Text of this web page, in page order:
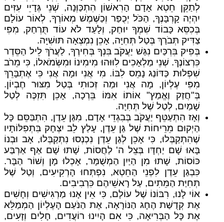
לְתַקֵּן חֵטְא אָדָם הָרִאשׁוֹן הִתְכַּוְּנָה, שְׁנֵי גְּדָיֵי עִזִּים
יִהְיֶה קָרְבָּנֶךָ, הַכֹּל יְכֻפַּר וְכַשֶּׁמֶשׁ מְאוֹרֶךָ, לְאוֹר עוֹלָם
בְּכִסֵּא כָּבוֹד שִׁמְךָ יוּחַק, וְלָעַד לֹא עוֹד תֻּרְחַק, מִפִּי
צַדִּיק תְּבֹרַךְ בְּטַל תְּחִיָּה, אָכֵן נִמְצְאָה תּוּשִׁיָּה.
בְּפִיק בִּרְכַּיִם נִגַּשׁ יַעֲקֹב בִּנְךָ בְּחִירֶךָ, לַעֲרֹךְ לֵיל הַסֵּדֶר
כִּרְצוֹנֶךָ. שְׁנֵי מַלְאָכִים לִוּוּהוּ מִימִינוֹ וּמִשְּׂמֹאלוֹ, כִּי מֵרֹב
שִׁפְלוּת כַּדּוֹנַג נָמֵס לִבּוֹ. מִי אֲנִי וּמָה אֲנִי כִּי אֶתְבָּרֵךְ
מִפִּי עֶלְיוֹן, מָה אֲנִי וּמַה זְּכוּתִי בְּטַל מִצּוּר חֶבְיוֹן.
בְּ"חֲזַק וֶאֱמַץ" אוֹתוֹ אִמּוֹ בֵּרְכָה, אָכֵן תִּזְכֶּה לְטַל
שָׁמַיִם, לְטַל שֶׁל תְּחִיָּה.
וְאָז הִתְעַטֵּף יַעֲקֹב בְּבִגְדֵי אָדָם, מִגַּן עֵדֶן, הִתְבַּסֵּם כָּל
הַיְקוּם מֵרֵיחוֹת שֶׁל גַּן עֵדֶן, עָלַץ לֵב יִצְחָק בִּתְפִלּוֹתָיו
שֶׁהִתְקַבְּלוּ, כִּי אָכֵן לְגַן עֵדֶן נִכְנְסוּ נִתְקַבְּלוּ, אָב וּבְנוֹ
בָּאוּ שָׁם יַחְדָּו בְּצֵל ה' לַחֲסוֹת, שָׁתוּ שָׁם אַף אַרְבַּע
כּוֹסוֹת, שָׁתוּ מִן הַיַּיִן הַמְשֻׁמָּר, אָכְלוּ מָן וְשׁוֹר הַבָּר.
כִּבְגַן עֵדֶן לִפְנֵי הַחֵטְא, נִפְתְּחוּ הָרְקִיעִים, וְטַל שֶׁל
תְּחִיַּת הַמֵּתִים, עַל רָאשֵׁיהֶם כִּרְבִיבִים.
אוֹי לָנוּ, רִבּוֹנוֹ שֶׁל עוֹלָם, כִּי אֵין אָנוּ מַרְגִּישִׁים וְחָשִׁים
אֶת קְדֻשַּׁת הֶחָג הַנּוֹרָאָה, אֶת הַנֹּעַם הָעֶלְיוֹן הַמְמַלֵּא
אֶת כָּל הַבְּרִיאָה, כִּי אִם הָיִינוּ רוֹעֲדִים, חָלִים וְזָעִים,